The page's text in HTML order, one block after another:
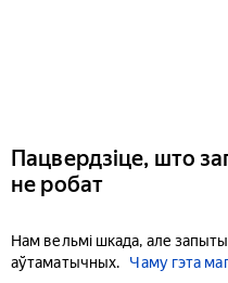
Пацвердзіце, што
не робат
Нам вельмі шкада, але
аўтаматычных.
Чаму гэта